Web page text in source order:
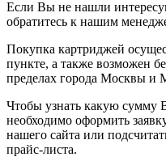
Если Вы не нашли
обратитесь к нашим
Покупка картриджей
пункте, а также возможен
пределах города Москвы и
Чтобы узнать какую сумму
необходимо оформить
нашего сайта или
прайс-листа.